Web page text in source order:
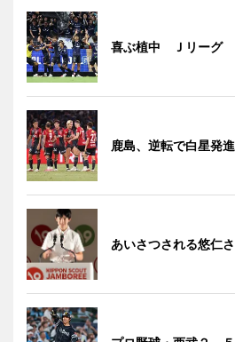
喜ぶ植中 Ｊリーグ
鹿島、逆転で白星発
あいさつされる悠仁